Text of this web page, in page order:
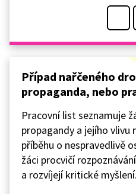
Případ nařčeného
propaganda, nebo
Pracovní list seznamuje
propagandy a jejího vlivu
příběhu o nespravedlivě
žáci procvičí
a rozvíjejí kritické myšlení.